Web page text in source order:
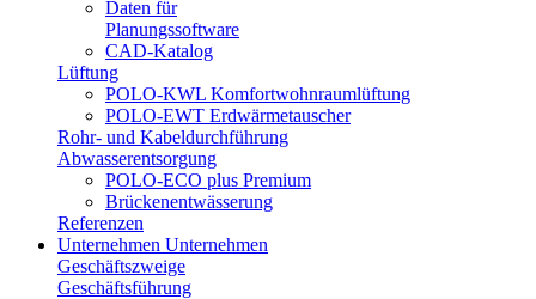
Daten für
Planungssoftware
CAD-Katalog
Lüftung
POLO-KWL Komfortwohnraumlüftung
POLO-EWT Erdwärmetauscher
Rohr- und Kabeldurchführung
Abwasserentsorgung
POLO-ECO plus Premium
Brückenentwässerung
Referenzen
Unternehmen Unternehmen
Geschäftszweige
Geschäftsführung